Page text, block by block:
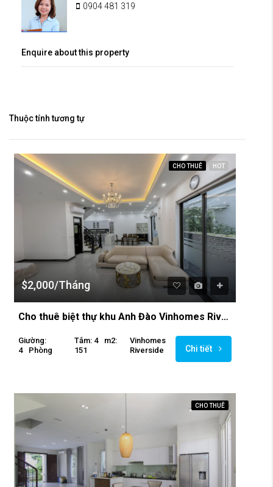
0904 481 319
Enquire about this property
Thuộc tính tương tự
CHO THUÊ HOT
$2,000/Tháng
Cho thuê biệt thự khu Anh Đào Vinhomes Riverside
Giường:
4
Phòng
Tắm: 4
M2:
151
Vinhomes
Riverside
Chi tiết
CHO THUÊ